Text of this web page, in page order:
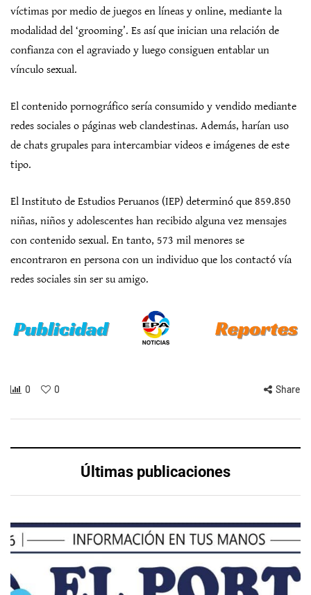
víctimas por medio de juegos en líneas y online, mediante la
modalidad del ‘grooming’. Es así que inician una relación de
confianza con el agraviado y luego consiguen entablar un
vínculo sexual.
El contenido pornográfico sería consumido y vendido mediante
redes sociales o páginas web clandestinas. Además, harían uso
de chats grupales para intercambiar videos e imágenes de este
tipo.
El Instituto de Estudios Peruanos (IEP) determinó que 859.850
niñas, niños y adolescentes han recibido alguna vez mensajes
con contenido sexual. En tanto, 573 mil menores se
encontraron en persona con un individuo que los contactó vía
redes sociales sin ser su amigo.
0 0 Share
Últimas publicaciones